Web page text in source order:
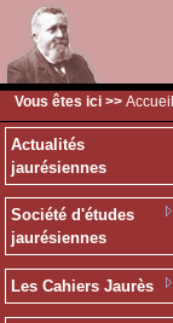
Vous êtes ici >> Accueil
Actualités
jaurésiennes
Société d'études
jaurésiennes
Les Cahiers Jaurès